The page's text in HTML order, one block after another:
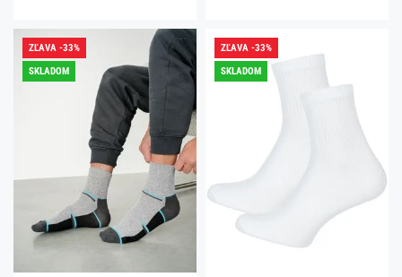
ZĽAVA -33%
SKLADOM
ZĽAVA -33%
SKLADOM